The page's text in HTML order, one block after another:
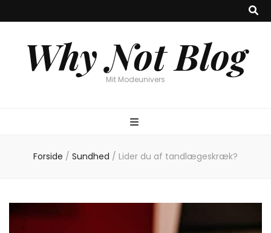
Why Not Blog
Mit Modeunivers
Forside / Sundhed / Lider du af tandlægeskræk?